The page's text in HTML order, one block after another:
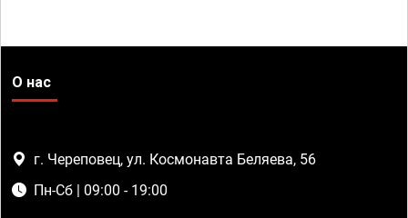
О нас
г. Череповец, ул. Космонавта Беляева, 56
Пн-Сб | 09:00 - 19:00